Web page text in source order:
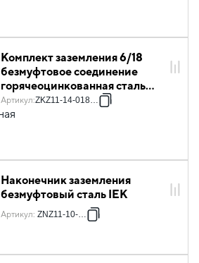
Комплект заземления 6/18
безмуфтовое соединение
горячеоцинкованная сталь
IEK
Артикул:ZKZ11-14-018-06
Наконечник заземления
безмуфтовый сталь IEK
Артикул: ZNZ11-10-016